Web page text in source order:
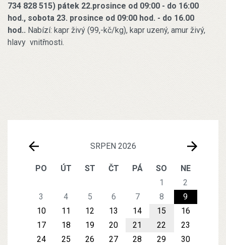
SRPEN 2026
PO ÚT ST ČT PÁ SO
NE
1
2
3
4 5 6 7 8
9
10
11 12 13 14 15
16
17
18 19 20 21 22
23
24
25 26 27 28 29
30
734 828 515) pátek 22.prosince od 09:00 - do 16:00
hod., sobota 23. prosince od 09:00 hod. - do 16.00
hod.. Nabízí: kapr živý (99,-kč/kg), kapr uzený, amur živý,
hlavy vnitřnosti.